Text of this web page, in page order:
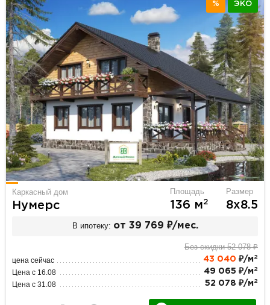
% ЭКО
Каркасный дом
Нумерс
Площадь
136 м2
Размер
8х8.5
В ипотеку: от 39 769 ₽/мес.
Без скидки 52 078 ₽
цена сейчас 43 040 ₽/м 2
Цена с 16.08 49 065 ₽/м 2
Цена с 31.08 52 078 ₽/м 2